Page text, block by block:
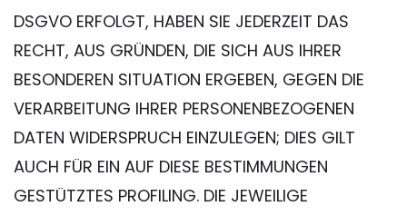
DSGVO ERFOLGT, HABEN SIE JEDERZEIT DAS
RECHT, AUS GRÜNDEN, DIE SICH AUS IHRER
BESONDEREN SITUATION ERGEBEN, GEGEN DIE
VERARBEITUNG IHRER PERSONENBEZOGENEN
DATEN WIDERSPRUCH EINZULEGEN; DIES GILT
AUCH FÜR EIN AUF DIESE BESTIMMUNGEN
GESTÜTZTES PROFILING. DIE JEWEILIGE